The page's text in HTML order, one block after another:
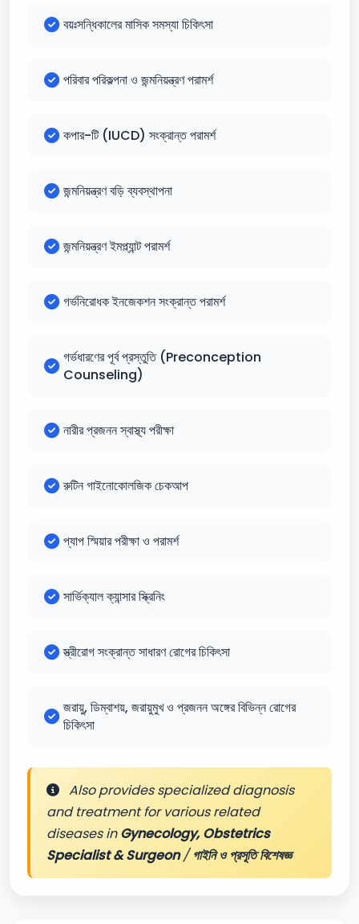
বয়ঃসন্ধিকালের মাসিক সমস্যা চিকিৎসা
পরিবার পরিকল্পনা ও জন্মনিয়ন্ত্রণ পরামর্শ
কপার-টি (IUCD) সংক্রান্ত পরামর্শ
জন্মনিয়ন্ত্রণ বড়ি ব্যবস্থাপনা
জন্মনিয়ন্ত্রণ ইমপ্ল্যান্ট পরামর্শ
গর্ভনিরোধক ইনজেকশন সংক্রান্ত পরামর্শ
গর্ভধারণের পূর্ব প্রস্তুতি (Preconception
Counseling)
নারীর প্রজনন স্বাস্থ্য পরীক্ষা
রুটিন গাইনোকোলজিক চেকআপ
প্যাপ স্মিয়ার পরীক্ষা ও পরামর্শ
সার্ভিক্যাল ক্যান্সার স্ক্রিনিং
স্ত্রীরোগ সংক্রান্ত সাধারণ রোগের চিকিৎসা
জরায়ু, ডিম্বাশয়, জরায়ুমুখ ও প্রজনন অঙ্গের বিভিন্ন রোগের
চিকিৎসা
Also provides specialized diagnosis
and treatment for various related
diseases inGynecology, Obstetrics
Specialist & Surgeon/গাইনি ও প্রসূতি বিশেষজ্ঞ